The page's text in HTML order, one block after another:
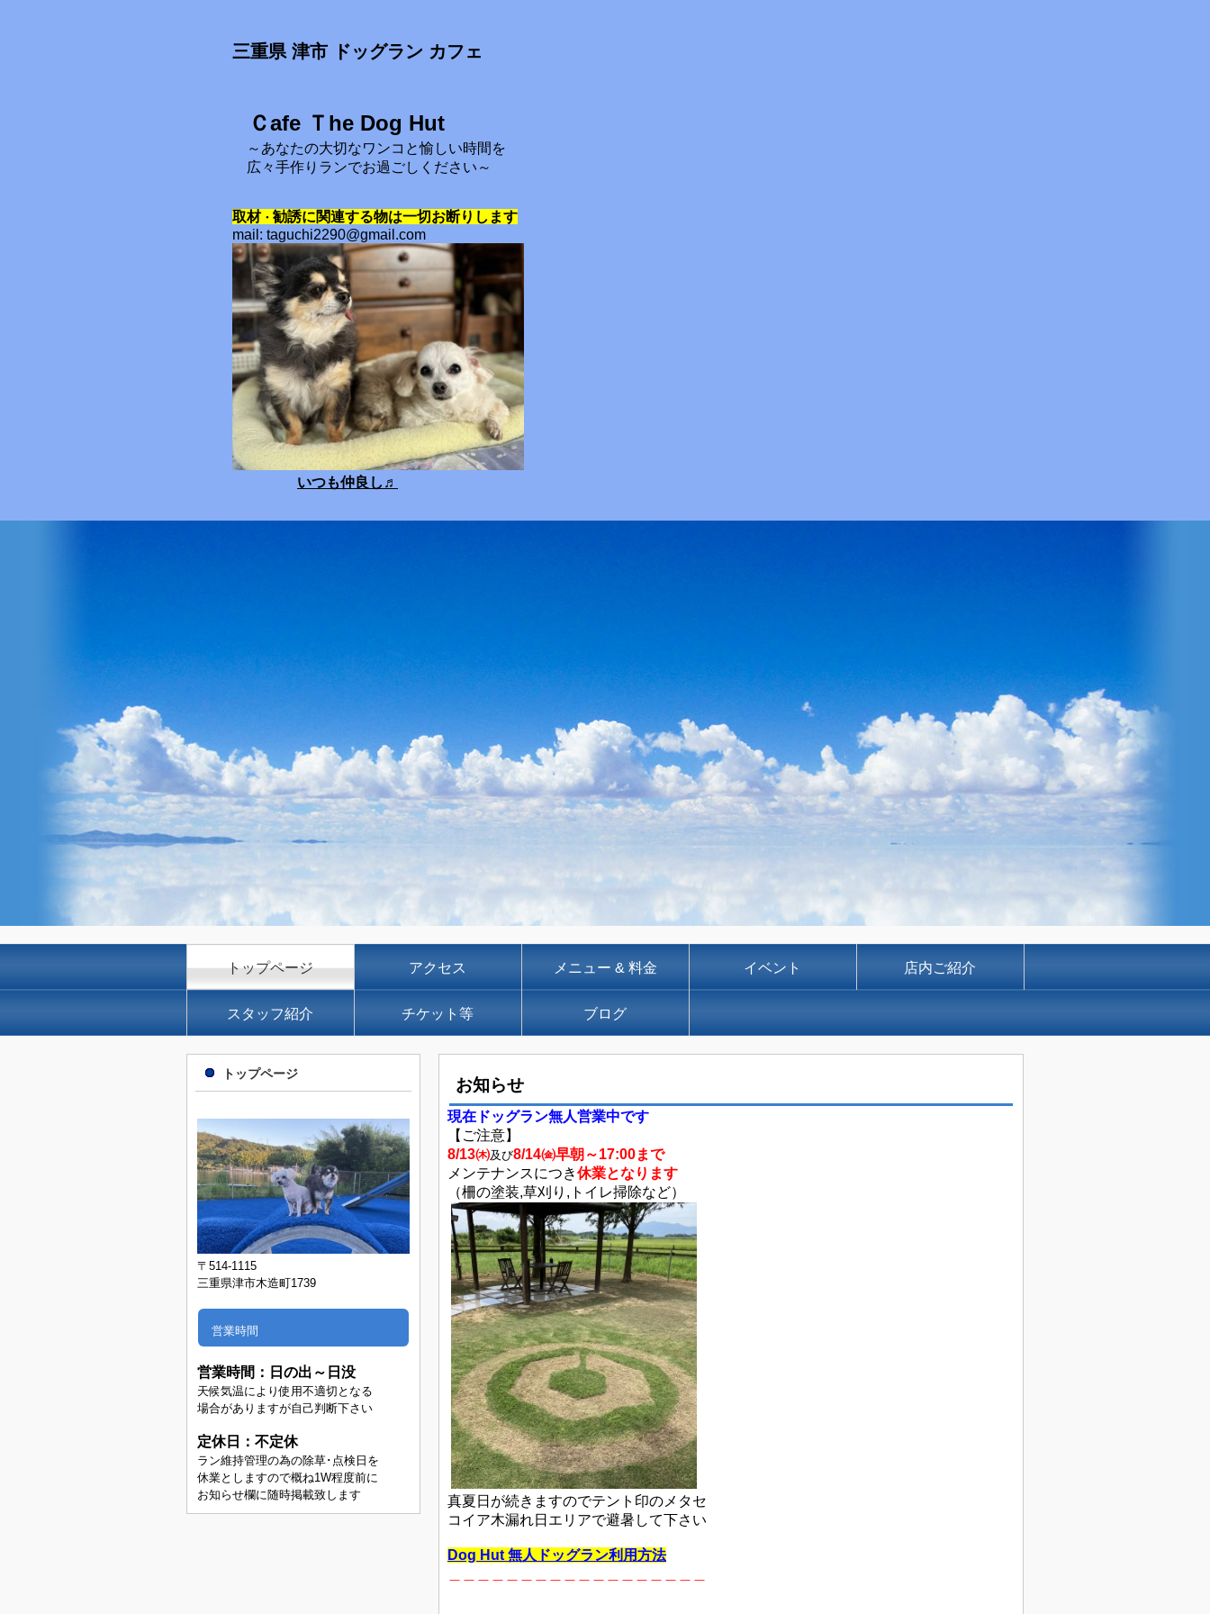
三重県 津市 ドッグラン カフェ
Ｃafe Ｔhe Dog Hut
～あなたの大切なワンコと愉しい時間を
広々手作りランでお過ごしください～
取材・ 勧誘に関連する物は一切お断りします
mail: taguchi2290@gmail.com
いつも仲良し ♬
トップページ アクセス メニュー & 料金 イベント 店内ご紹介
スタッフ紹介 チケット等 ブログ
トップページ
〒514-1115
三重県津市木造町1739
営業時間
営業時間： 日の出～日没
天候気温により使用不適切となる
場合がありますが自己判断下さい
定休日：不定休
ラン維持管理の為の除草･点検日を
休業としますので概ね1W程度前に
お知らせ欄に随時掲載致します
お知らせ
現在ドッグラン無人営業中です
【ご注意】
8/13㈭及び8/14㈮早朝～17:00まで
メンテナンスにつき休業となります
（柵の塗装,草刈り,トイレ掃除など）
真夏日が続きますのでテント印のメタセ
コイア木漏れ日エリアで避暑して下さい
Dog Hut 無人ドッグラン利用方法